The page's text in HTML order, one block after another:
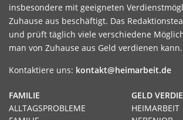
insbesondere mit geeigneten
Zuhause aus beschäftigt. Das
und prüft täglich viele verschiedene
man von Zuhause aus Geld verdienen kann.
Kontaktiere uns: kontakt@heimarbeit.de
GELD
HEIMARBEIT
FAMILIE
ALLTAGSPROBLEME